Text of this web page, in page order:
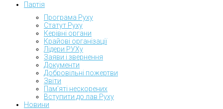
Партія
Програма Руху
Статут Руху
Керівні органи
Крайові організації
Лідери РУХу
Заяви і звернення
Документи
Добровільні пожертви
Звіти
Пам’яті нескорених
Вступити до лав Руху
Новини